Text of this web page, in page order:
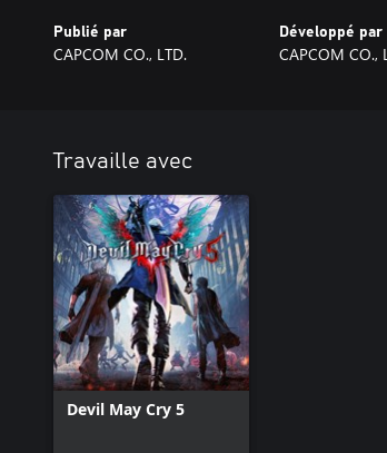
Publié par
CAPCOM CO., LTD.
Développé par
CAPCOM CO.,
Travaille avec
Devil May Cry 5